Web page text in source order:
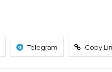
Telegram Copy